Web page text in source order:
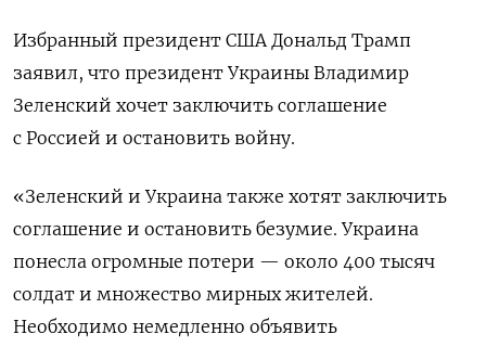
Избранный президент США Дональд Трамп
заявил, что президент Украины Владимир
Зеленский хочет заключить соглашение
с Россией и остановить войну.
«Зеленский и Украина также хотят заключить
соглашение и остановить безумие. Украина
понесла огромные потери — около 400 тысяч
солдат и множество мирных жителей.
Необходимо немедленно объявить